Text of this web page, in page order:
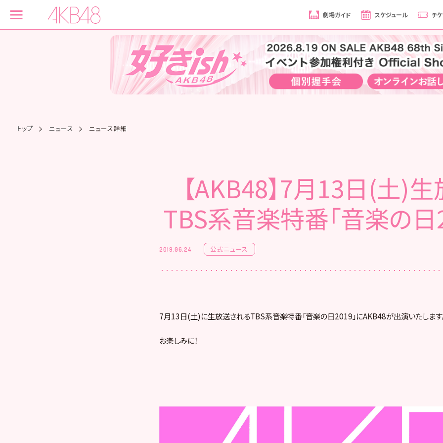
劇場ガイド スケジュール チ
トップ ニュース ニュース詳細
【AKB48】7月13日(土)
TBS系音楽特番「音楽の日
2019.06.24 公式ニュース
7月13日(土)に生放送されるTBS系音楽特番「音楽の日2019」にAKB48が出演いたします
お楽しみに！